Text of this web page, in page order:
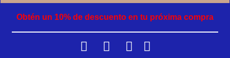
Obtén un 10% de descuento en tu próxima compra